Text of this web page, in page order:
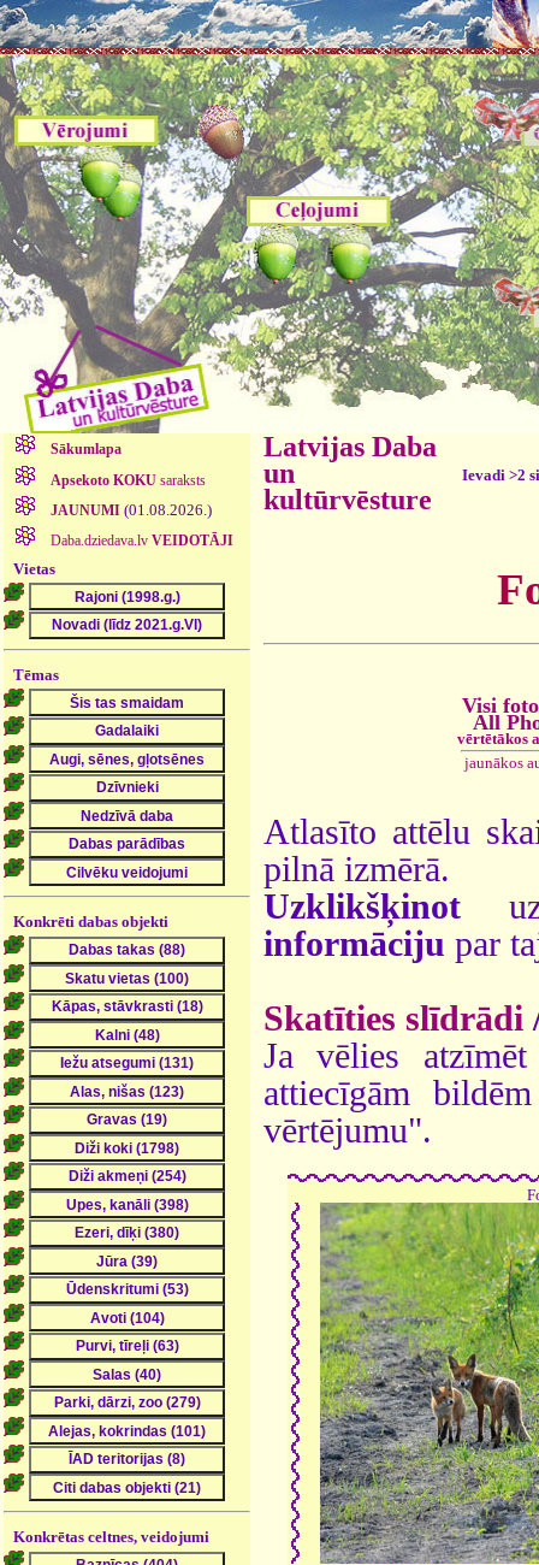
Sākumlapa
Apsekoto KOKUsaraksts
JAUNUMI (01.08.2026.)
Daba.dziedava.lv VEIDOTĀJI
Vietas
Tēmas
Konkrēti dabas objekti
Konkrētas celtnes, veidojumi
Latvijas Daba
un
kultūrvēsture
Ievadi >2
Visi
All
vērtētākos
jaunākos
Atlasīto attēlu
pilnā izmērā.
Uzklikšķinot
informāciju par
Skatīties slīdrādi
Ja vēlies
attiecīgām
vērtējumu".